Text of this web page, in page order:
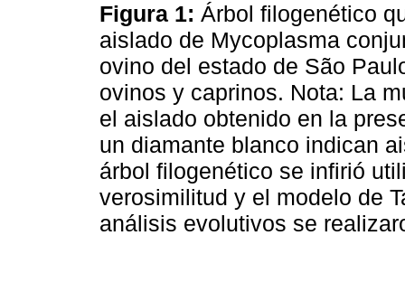
Figura 1: Árbol filogenético
aislado de Mycoplasma
ovino del estado de São
ovinos y caprinos. Nota: La
el aislado obtenido en la
un diamante blanco indican
árbol filogenético se infirió
verosimilitud y el modelo de
análisis evolutivos se